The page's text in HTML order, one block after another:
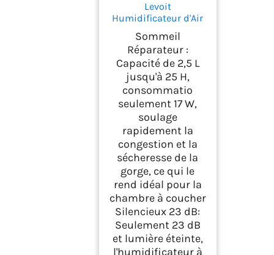
Levoit
Humidificateur d'Air
Chambre 2,5 L, 23 dB,
Sans BPA, Classic 160
Sommeil
Réparateur :
Capacité de 2,5 L
jusqu'à 25 H,
consommatio
seulement 17 W,
soulage
rapidement la
congestion et la
sécheresse de la
gorge, ce qui le
rend idéal pour la
chambre à coucher
Silencieux 23 dB:
Seulement 23 dB
et lumière éteinte,
l'humidificateur à